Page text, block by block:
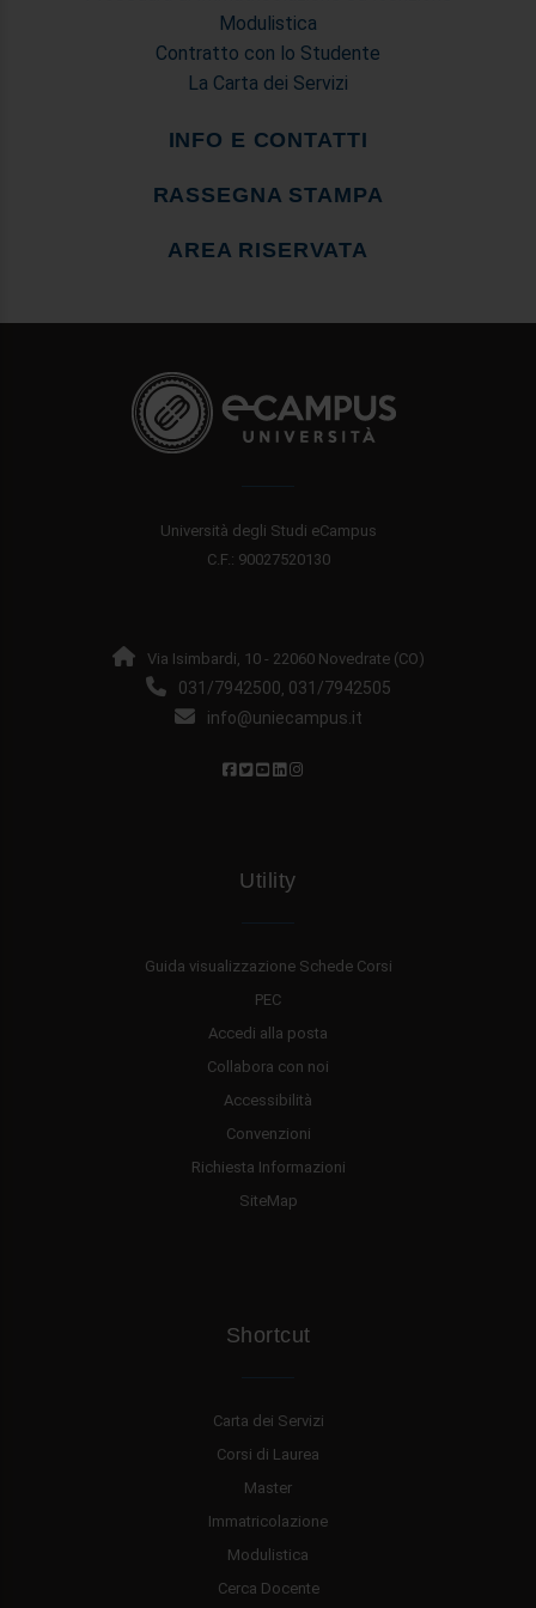
con altre informazioni che ha fornito loro o che hanno
raccolto dal suo utilizzo dei loro servizi.
Modulistica
Contratto con lo Studente
La Carta dei Servizi
INFO E CONTATTI
RASSEGNA STAMPA
AREA RISERVATA
Università degli Studi eCampus
C.F.: 90027520130
Via Isimbardi, 10 - 22060 Novedrate (CO)
031/7942500, 031/7942505
info@uniecampus.it
Utility
Guida visualizzazione Schede Corsi
PEC
Accedi alla posta
Collabora con noi
Accessibilità
Convenzioni
Richiesta Informazioni
SiteMap
Shortcut
Carta dei Servizi
Corsi di Laurea
Master
Immatricolazione
Modulistica
Cerca Docente